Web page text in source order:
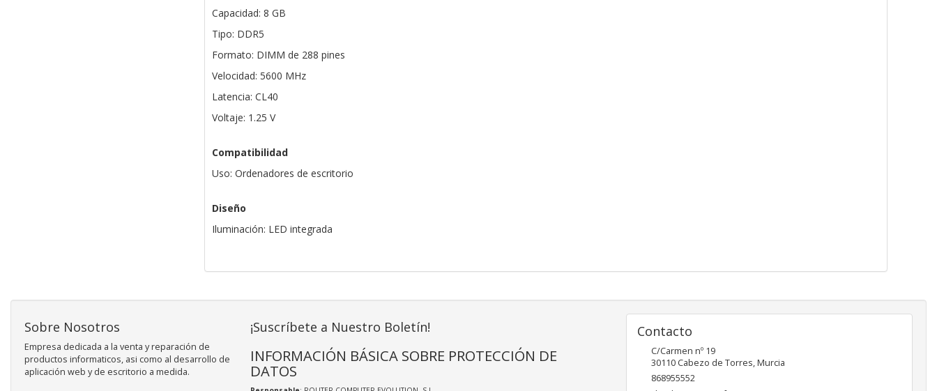
Capacidad: 8 GB
Tipo: DDR5
Formato: DIMM de 288 pines
Velocidad: 5600 MHz
Latencia: CL40
Voltaje: 1.25 V
Compatibilidad
Uso: Ordenadores de escritorio
Diseño
Iluminación: LED integrada
Sobre Nosotros
Empresa dedicada a la venta y reparación de
productos informaticos, asi como al desarrollo de
aplicación web y de escritorio a medida.
¡Suscríbete a Nuestro Boletín!
INFORMACIÓN BÁSICA SOBRE PROTECCIÓN DE
DATOS
Contacto
C/Carmen nº 19
30110 Cabezo de Torres,Murcia
868955552